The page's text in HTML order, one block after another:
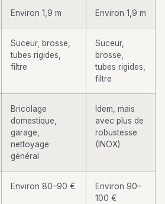
Environ 1,9 m Environ 1,9 m
Suceur, brosse,
tubes rigides,
filtre
Suceur,
brosse,
tubes rigides,
filtre
Bricolage
domestique,
garage,
nettoyage
général
Idem, mais
avec plus de
robustesse
(INOX)
Environ 80–90 €
Environ 90–
100 €